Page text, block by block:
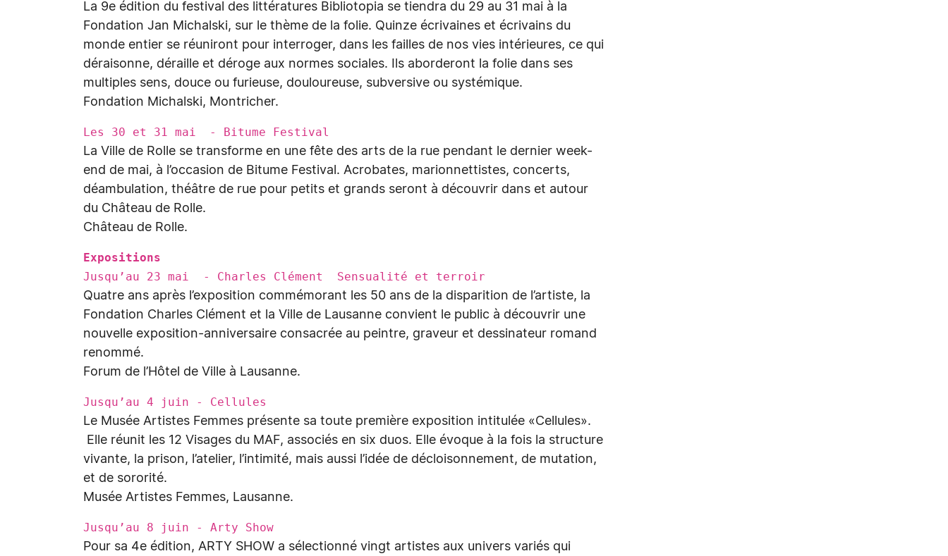
La 9e édition du festival des littératures Bibliotopia se tiendra du 29 au 31 mai à la
Fondation Jan Michalski, sur le thème de la folie. Quinze écrivaines et écrivains du
monde entier se réuniront pour interroger, dans les failles de nos vies intérieures, ce qui
déraisonne, déraille et déroge aux normes sociales. Ils aborderont la folie dans ses
multiples sens, douce ou furieuse, douloureuse, subversive ou systémique.
Fondation Michalski, Montricher.
Les 30 et 31 mai - Bitume Festival
La Ville de Rolle se transforme en une fête des arts de la rue pendant le dernier week-
end de mai, à l’occasion de Bitume Festival. Acrobates, marionnettistes, concerts,
déambulation, théâtre de rue pour petits et grands seront à découvrir dans et autour
du Château de Rolle.
Château de Rolle.
Expositions
Jusqu’au 23 mai - Charles Clément Sensualité et terroir
Quatre ans après l’exposition commémorant les 50 ans de la disparition de l’artiste, la
Fondation Charles Clément et la Ville de Lausanne convient le public à découvrir une
nouvelle exposition-anniversaire consacrée au peintre, graveur et dessinateur romand
renommé.
Forum de l’Hôtel de Ville à Lausanne.
Jusqu’au 4 juin - Cellules
Le Musée Artistes Femmes présente sa toute première exposition intitulée «Cellules».
Elle réunit les 12 Visages du MAF, associés en six duos. Elle évoque à la fois la structure
vivante, la prison, l’atelier, l’intimité, mais aussi l’idée de décloisonnement, de mutation,
et de sororité.
Musée Artistes Femmes, Lausanne.
Jusqu’au 8 juin - Arty Show
Pour sa 4e édition, ARTY SHOW a sélectionné vingt artistes aux univers variés qui